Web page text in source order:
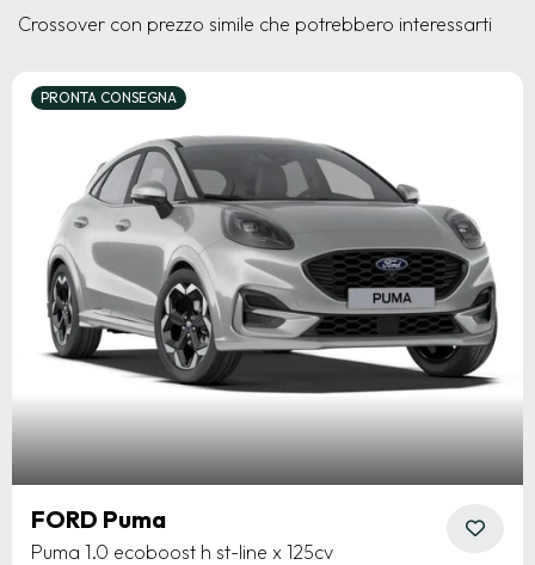
Crossover con prezzo simile che potrebbero interessarti
PRONTA CONSEGNA
FORD Puma
Puma 1.0 ecoboost h st-line x 125cv